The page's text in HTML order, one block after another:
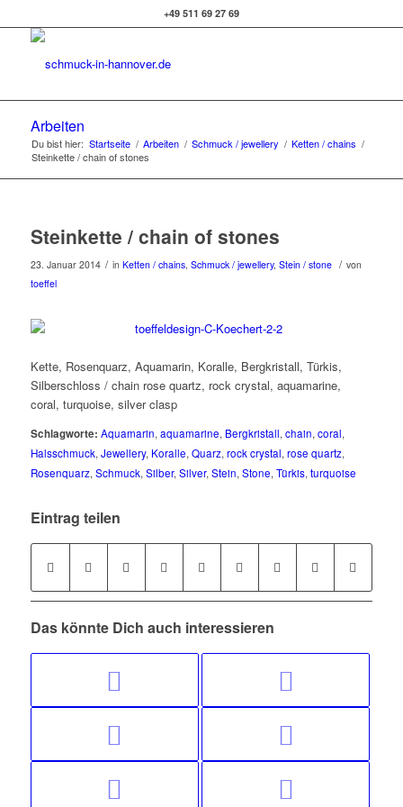
+49 511 69 27 69
Arbeiten
Du bist hier: Startseite / Arbeiten / Schmuck / jewellery / Ketten / chains /
Steinkette / chain of stones
Steinkette / chain of stones
23. Januar 2014 / in Ketten / chains, Schmuck / jewellery, Stein / stone / von
toeffel
Kette, Rosenquarz, Aquamarin, Koralle, Bergkristall, Türkis,
Silberschloss / chain rose quartz, rock crystal, aquamarine,
coral, turquoise, silver clasp
Schlagworte: Aquamarin, aquamarine, Bergkristall, chain, coral,
Halsschmuck, Jewellery, Koralle, Quarz, rock crystal, rose quartz,
Rosenquarz, Schmuck, Silber, Silver, Stein, Stone, Türkis, turquoise
Eintrag teilen
Das könnte Dich auch interessieren